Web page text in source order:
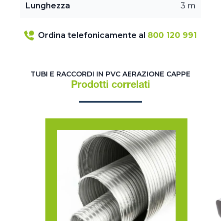
Lunghezza 3 m
Ordina telefonicamente al 800 120 991
TUBI E RACCORDI IN PVC AERAZIONE CAPPE
Prodotti correlati